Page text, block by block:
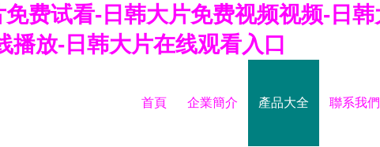
费试看-日韩大片免费视频视频-日
播放-日韩大片在线观看入口
首頁 企業簡介 產品大全 聯系我們